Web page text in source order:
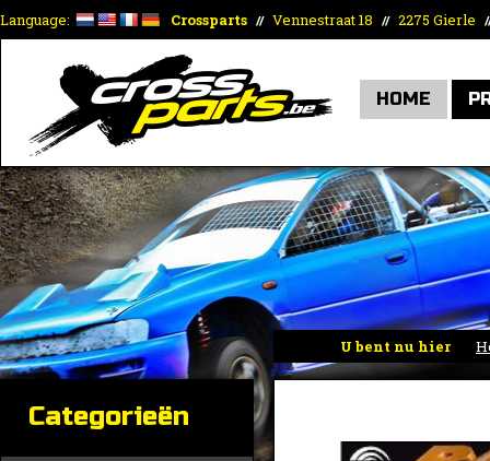
Language: Crossparts // Vennestraat 18 // 2275 Gierle
HOME
U bent nu hier
Categorieën